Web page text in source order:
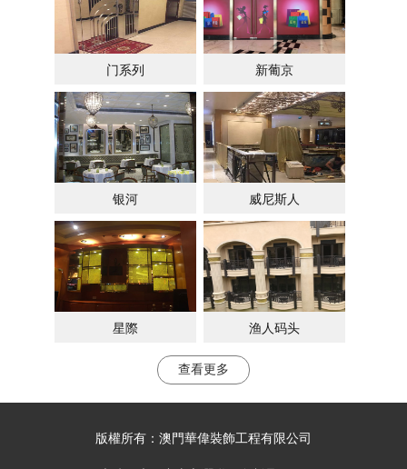
门系列 新葡京
银河 威尼斯人
星際 渔人码头
查看更多
版權所有： 澳門華偉裝飾工程有限公司